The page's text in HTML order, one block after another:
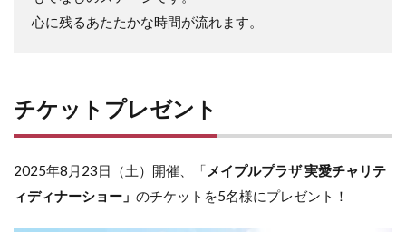
心に残るあたたかな時間が流れます。
チケットプレゼント
2025年8月23日（土）開催、「 メイプルプラザ 実愛チャリテ
ィディナーショー」 のチケットを5名様にプレゼント！